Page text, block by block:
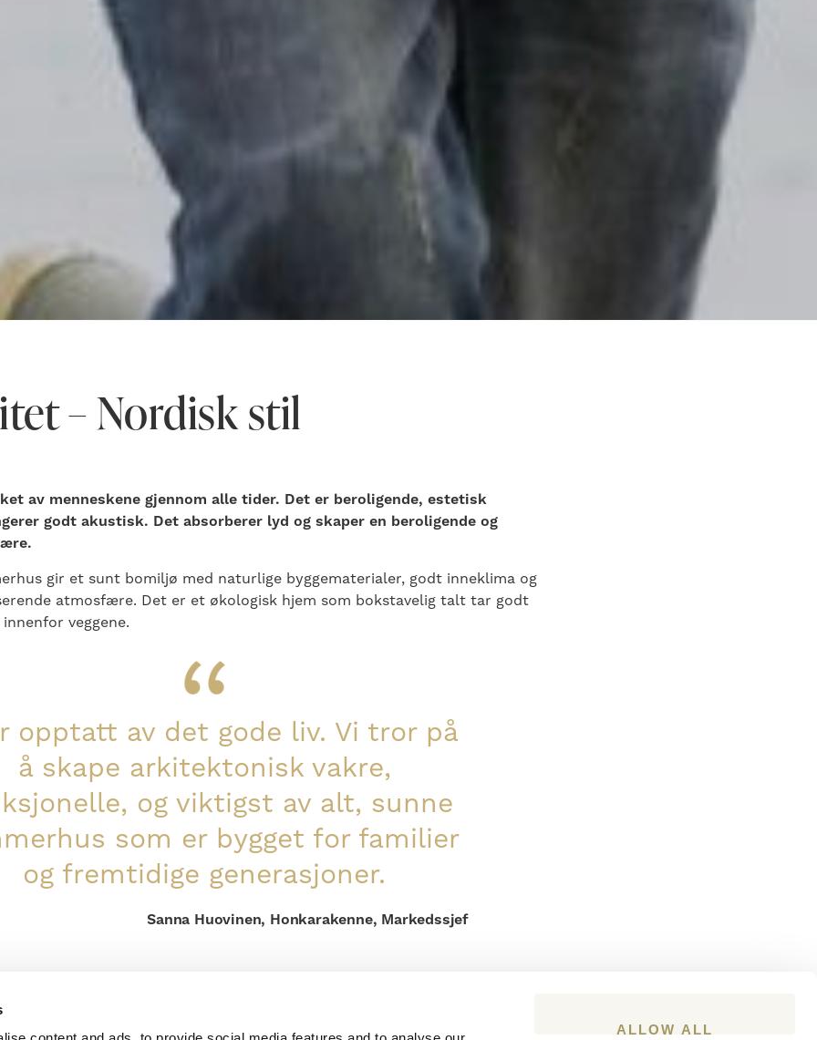
ALLOW ALL
– Nordisk stil
av menneskene gjennom alle tider. Det er beroligende, estetisk
godt akustisk. Det absorberer lyd og skaper en beroligende og
gir et sunt bomiljø med naturlige byggematerialer, godt inneklima og
atmosfære. Det er et økologisk hjem som bokstavelig talt tar godt
veggene.
opptatt av det gode liv. Vi tror på
å skape arkitektonisk vakre,
og viktigst av alt, sunne
som er bygget for familier
og fremtidige generasjoner.
Sanna Huovinen, Honkarakenne, Markedssjef